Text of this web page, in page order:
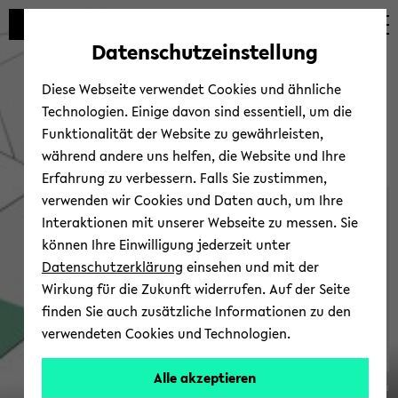
Automatische
vermeiden
zum
wechseln
zum
wechseln
zum
wechseln
Ver­an­stal­tun­gen
SFB
Datenschutzeinstellung
Diese Webseite verwendet Cookies und ähnliche
Technologien. Einige davon sind essentiell, um die
Funktionalität der Website zu gewährleisten,
während andere uns helfen, die Website und Ihre
Erfahrung zu verbessern. Falls Sie zustimmen,
verwenden wir Cookies und Daten auch, um Ihre
Interaktionen mit unserer Webseite zu messen. Sie
können Ihre Einwilligung jederzeit unter
Datenschutzerklärung einsehen und mit der
Wirkung für die Zukunft widerrufen. Auf der Seite
finden Sie auch zusätzliche Informationen zu den
verwendeten Cookies und Technologien.
Alle akzeptieren